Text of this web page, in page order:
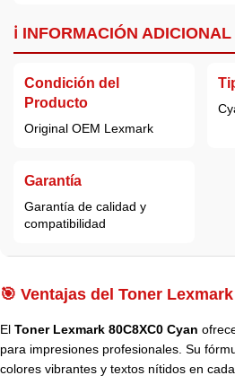
ℹ️ INFORMACIÓN ADICIONAL
Condición del
Producto
Original OEM Lexmark
Garantía
Garantía de calidad y
compatibilidad
🎯 Ventajas del Toner
El Toner Lexmark 80C8XC0 Cyan
para impresiones profesionales. Su
colores vibrantes y textos nítidos en